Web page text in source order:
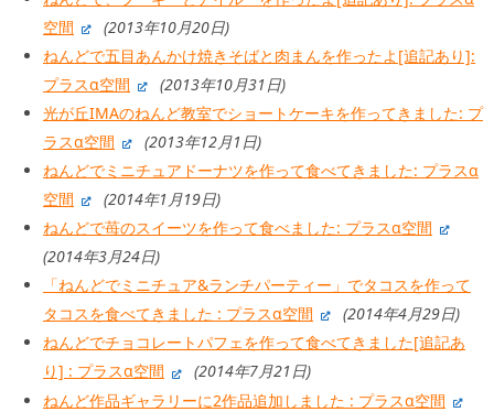
空間
(2013年10月20日)
ねんどで五目あんかけ焼きそばと肉まんを作ったよ[追記あり]:
プラスα空間
(2013年10月31日)
光が丘IMAのねんど教室でショートケーキを作ってきました: プ
ラスα空間
(2013年12月1日)
ねんどでミニチュアドーナツを作って食べてきました: プラスα
空間
(2014年1月19日)
ねんどで苺のスイーツを作って食べました: プラスα空間
(2014年3月24日)
「ねんどでミニチュア&ランチパーティー」でタコスを作って
タコスを食べてきました : プラスα空間
(2014年4月29日)
ねんどでチョコレートパフェを作って食べてきました[追記あ
り] : プラスα空間
(2014年7月21日)
ねんど作品ギャラリーに2作品追加しました : プラスα空間